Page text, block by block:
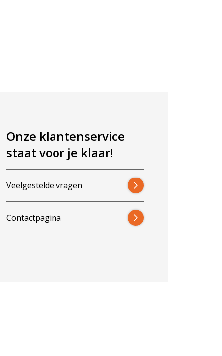
Onze klantenservice
staat voor je klaar!
Veelgestelde vragen
Contactpagina